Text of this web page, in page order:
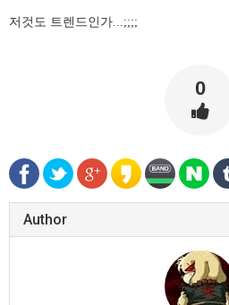
저것도 트렌드인가...;;;;
0
Author